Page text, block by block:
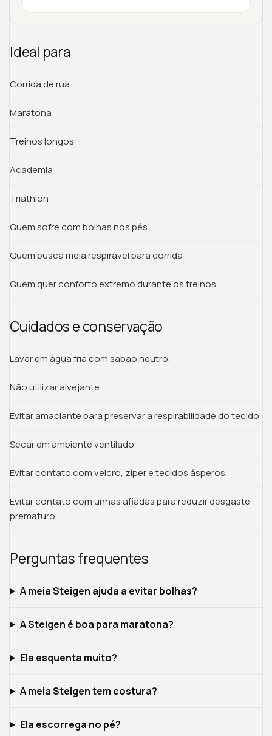
Ideal para
Corrida de rua
Maratona
Treinos longos
Academia
Triathlon
Quem sofre com bolhas nos pés
Quem busca meia respirável para corrida
Quem quer conforto extremo durante os treinos
Cuidados e conservação
Lavar em água fria com sabão neutro.
Não utilizar alvejante.
Evitar amaciante para preservar a respirabilidade do tecido.
Secar em ambiente ventilado.
Evitar contato com velcro, zíper e tecidos ásperos.
Evitar contato com unhas afiadas para reduzir desgaste
prematuro.
Perguntas frequentes
A meia Steigen ajuda a evitar bolhas?
A Steigen é boa para maratona?
Ela esquenta muito?
A meia Steigen tem costura?
Ela escorrega no pé?